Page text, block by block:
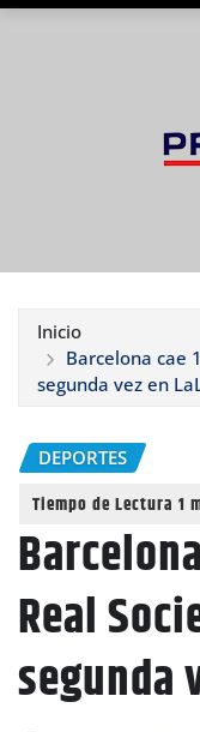
Inicio
Barcelona cae
segunda vez en
DEPORTES
Real
segunda